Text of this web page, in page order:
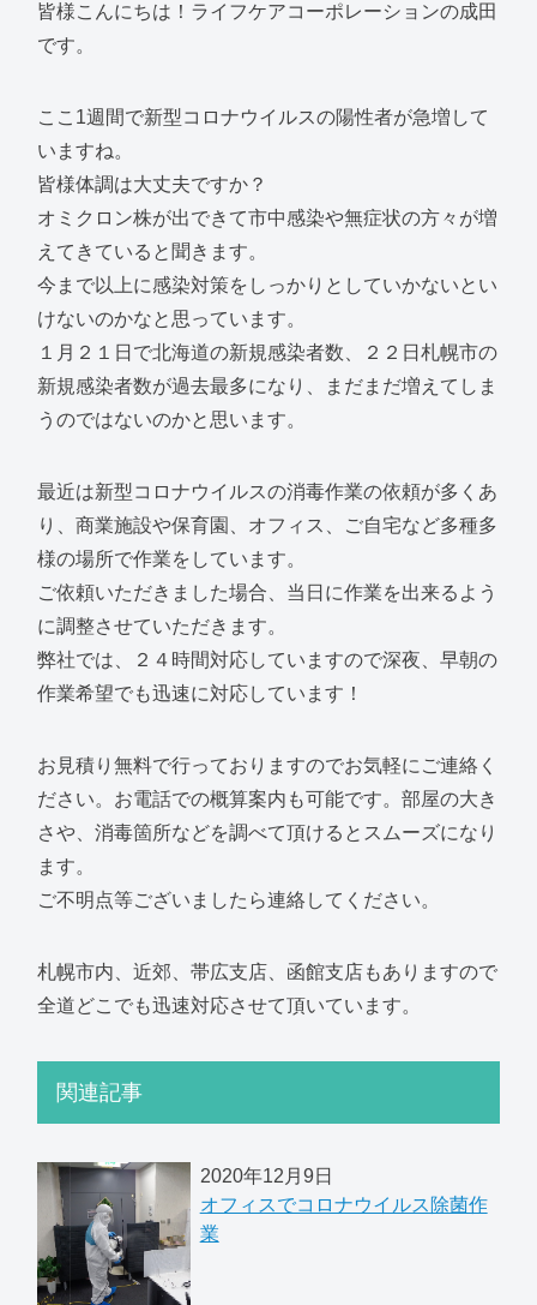
皆様こんにちは！ライフケアコーポレーションの成田
です。
ここ1週間で新型コロナウイルスの陽性者が急増して
いますね。
皆様体調は大丈夫ですか？
オミクロン株が出できて市中感染や無症状の方々が増
えてきていると聞きます。
今まで以上に感染対策をしっかりとしていかないとい
けないのかなと思っています。
１月２１日で北海道の新規感染者数、２２日札幌市の
新規感染者数が過去最多になり、まだまだ増えてしま
うのではないのかと思います。
最近は新型コロナウイルスの消毒作業の依頼が多くあ
り、商業施設や保育園、オフィス、ご自宅など多種多
様の場所で作業をしています。
ご依頼いただきました場合、当日に作業を出来るよう
に調整させていただきます。
弊社では、２４時間対応していますので深夜、早朝の
作業希望でも迅速に対応しています！
お見積り無料で行っておりますのでお気軽にご連絡く
ださい。お電話での概算案内も可能です。部屋の大き
さや、消毒箇所などを調べて頂けるとスムーズになり
ます。
ご不明点等ございましたら連絡してください。
札幌市内、近郊、帯広支店、函館支店もありますので
全道どこでも迅速対応させて頂いています。
関連記事
2020年12月9日
オフィスでコロナウイルス除菌作
業